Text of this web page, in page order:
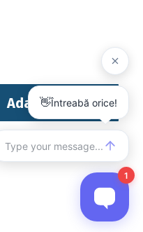
Adaugă în coș